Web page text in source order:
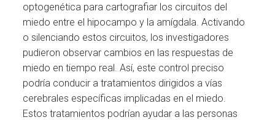
optogenética para cartografiar los circuitos del
miedo entre el hipocampo y la amígdala. Activando
o silenciando estos circuitos, los investigadores
pudieron observar cambios en las respuestas de
miedo en tiempo real. Así, este control preciso
podría conducir a tratamientos dirigidos a vías
cerebrales específicas implicadas en el miedo.
Estos tratamientos podrían ayudar a las personas